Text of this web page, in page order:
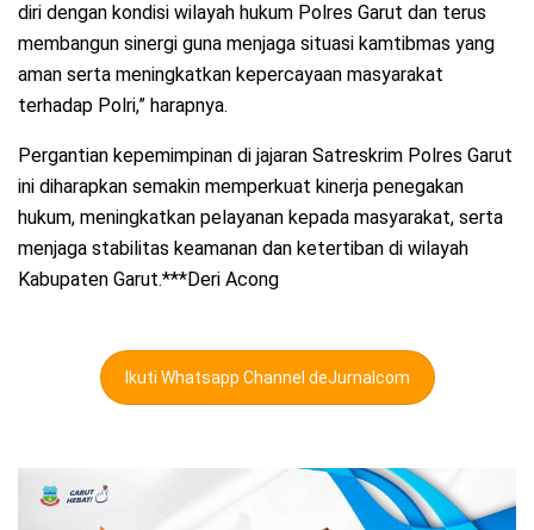
diri dengan kondisi wilayah hukum Polres Garut dan terus
membangun sinergi guna menjaga situasi kamtibmas yang
aman serta meningkatkan kepercayaan masyarakat
terhadap Polri,” harapnya.
Pergantian kepemimpinan di jajaran Satreskrim Polres Garut
ini diharapkan semakin memperkuat kinerja penegakan
hukum, meningkatkan pelayanan kepada masyarakat, serta
menjaga stabilitas keamanan dan ketertiban di wilayah
Kabupaten Garut.***Deri Acong
Ikuti Whatsapp Channel deJurnalcom